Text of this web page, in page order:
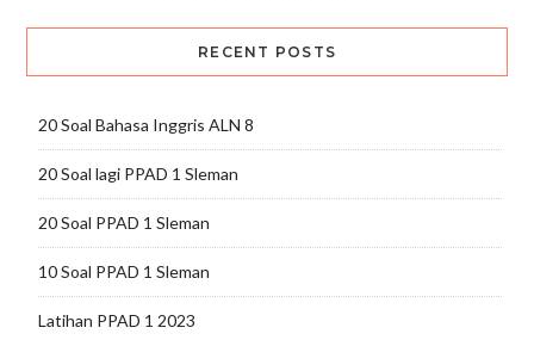
RECENT POSTS
20 Soal Bahasa Inggris ALN 8
20 Soal lagi PPAD 1 Sleman
20 Soal PPAD 1 Sleman
10 Soal PPAD 1 Sleman
Latihan PPAD 1 2023